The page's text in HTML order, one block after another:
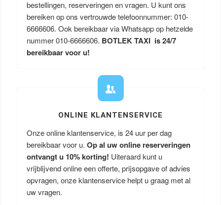
bestellingen, reserveringen en vragen. U kunt ons
bereiken op ons vertrouwde telefoonnummer: 010-
6666606. Ook bereikbaar via Whatsapp op hetzelde
nummer 010-6666606. BOTLEK TAXI is 24/7
bereikbaar voor u!
ONLINE KLANTENSERVICE
Onze online klantenservice, is 24 uur per dag
bereikbaar voor u. Op al uw online reserveringen
ontvangt u 10% korting! Uiteraard kunt u
vrijblijvend online een offerte, prijsopgave of advies
opvragen, onze klantenservice helpt u graag met al
uw vragen.